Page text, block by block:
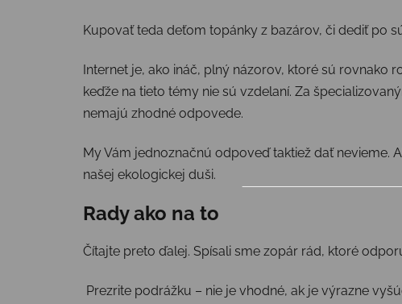
Kupovať teda deťom topánky z bazárov, či dediť po
Internet je, ako ináč, plný názorov, ktoré sú rovnako
keďže na tieto témy nie sú vzdelaní. Za
nemajú zhodné odpovede.
My Vám jednoznačnú odpoveď taktiež dať nevieme.
našej ekologickej duši.
Rady ako na to
Čítajte preto ďalej. Spísali sme zopár rád, ktoré
Prezrite podrážku – nie je vhodné, ak je výrazne